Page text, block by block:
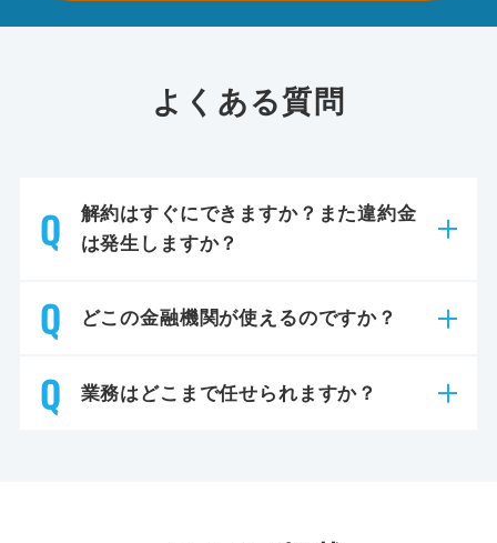
よくある質問
解約はすぐにできますか？また違約金
は発生しますか？
どこの金融機関が使えるのですか？
業務はどこまで任せられますか？